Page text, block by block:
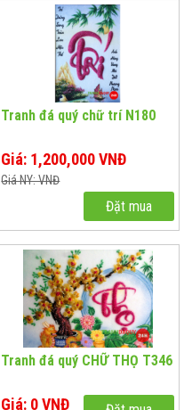
Tranh đá quý chữ trí N180
Giá: 1,200,000 VNĐ
Giá NY: VNĐ
Đặt mua
Tranh đá quý CHỮ THỌ T346
Giá: 0 VNĐ